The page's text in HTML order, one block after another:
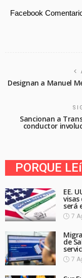
Facebook
Designan a Manuel
Sancionan a
conductor
PORQUE
EE.
será
7
de
7